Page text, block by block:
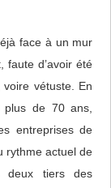
face à un mur
faute d’avoir été
vétuste. En
plus de 70 ans,
entreprises de
rythme actuel de
deux tiers des